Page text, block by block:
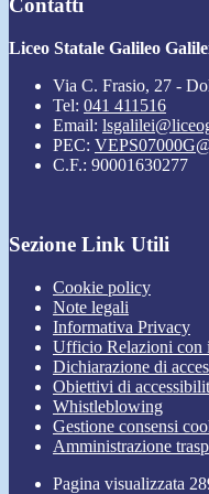
Contatti
Liceo Statale Galileo
Via C. Frasio, 27 -
Tel: 041 411516
Email:
PEC:
C.F.: 90001630277
Sezione Link Utili
Cookie policy
Note legali
Informativa Privacy
Ufficio Relazioni con
Dichiarazione di
Obiettivi di
Whistleblowing
Gestione consensi
Amministrazione
Pagina visualizzata